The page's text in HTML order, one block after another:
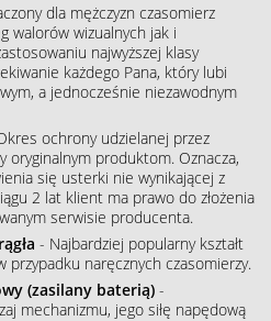
dla mężczyzn czasomierz
walorów wizualnych jak i
najwyższej klasy
każdego Pana, który lubi
a jednocześnie niezawodnym
ochrony udzielanej przez
oryginalnym produktom. Oznacza,
się usterki nie wynikającej z
2 lat klient ma prawo do złożenia
serwisie producenta.
- Najbardziej popularny kształt
przypadku naręcznych czasomierzy.
(zasilany baterią) -
mechanizmu, jego siłę napędową